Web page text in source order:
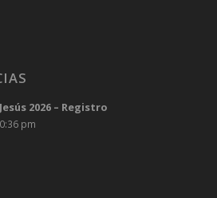
2026 – Registro
pm